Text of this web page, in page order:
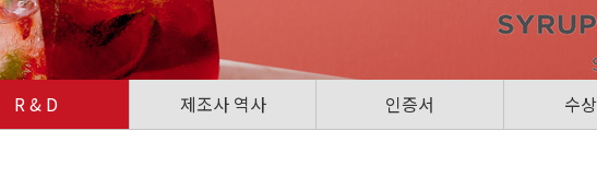
R & D 제조사 역사 인증서 수